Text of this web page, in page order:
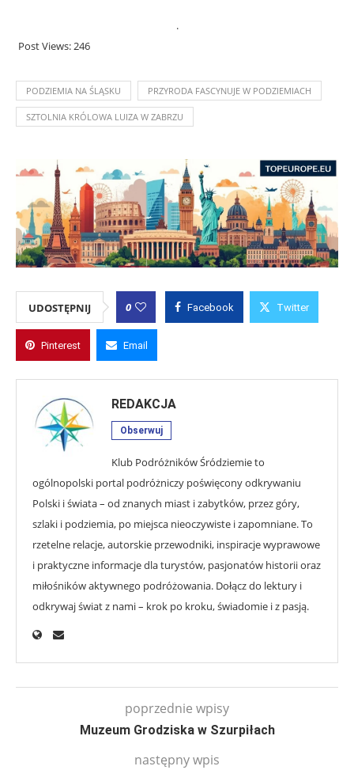
.
Post Views: 246
PODZIEMIA NA ŚLĄSKU PRZYRODA FASCYNUJE W PODZIEMIACH
SZTOLNIA KRÓLOWA LUIZA W ZABRZU
UDOSTĘPNIJ 0 Facebook Twitter
Pinterest Email
REDAKCJA
Obserwuj
Klub Podróżników Śródziemie to
ogólnopolski portal podróżniczy poświęcony odkrywaniu
Polski i świata – od znanych miast i zabytków, przez góry,
szlaki i podziemia, po miejsca nieoczywiste i zapomniane. To
rzetelne relacje, autorskie przewodniki, inspiracje wyprawowe
i praktyczne informacje dla turystów, pasjonatów historii oraz
miłośników aktywnego podróżowania. Dołącz do lektury i
odkrywaj świat z nami – krok po kroku, świadomie i z pasją.
poprzednie wpisy
Muzeum Grodziska w Szurpiłach
następny wpis